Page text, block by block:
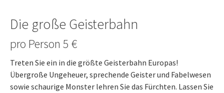
Die große Geisterbahn
pro Person 5 €
Treten Sie ein in die größte Geisterbahn Europas!
Übergroße Ungeheuer, sprechende Geister und Fabelwesen
sowie schaurige Monster lehren Sie das Fürchten. Lassen Sie